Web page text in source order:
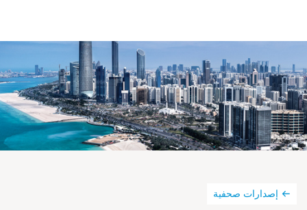
إصدارات صحفية